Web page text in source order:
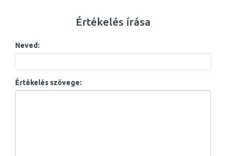
Értékelés írása
Neved:
Értékelés szövege: